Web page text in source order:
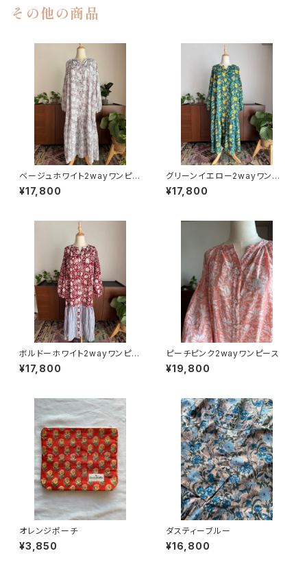
その他の商品
ベージュホワイト2wayワンピー
ス
¥17,800
グリーンイエロー2wayワンピ
ース
¥17,800
ボルドーホワイト2wayワンピー
ス
¥17,800
ピーチピンク2wayワンピース
¥19,800
オレンジポーチ
¥3,850
ダスティーブルー
¥16,800